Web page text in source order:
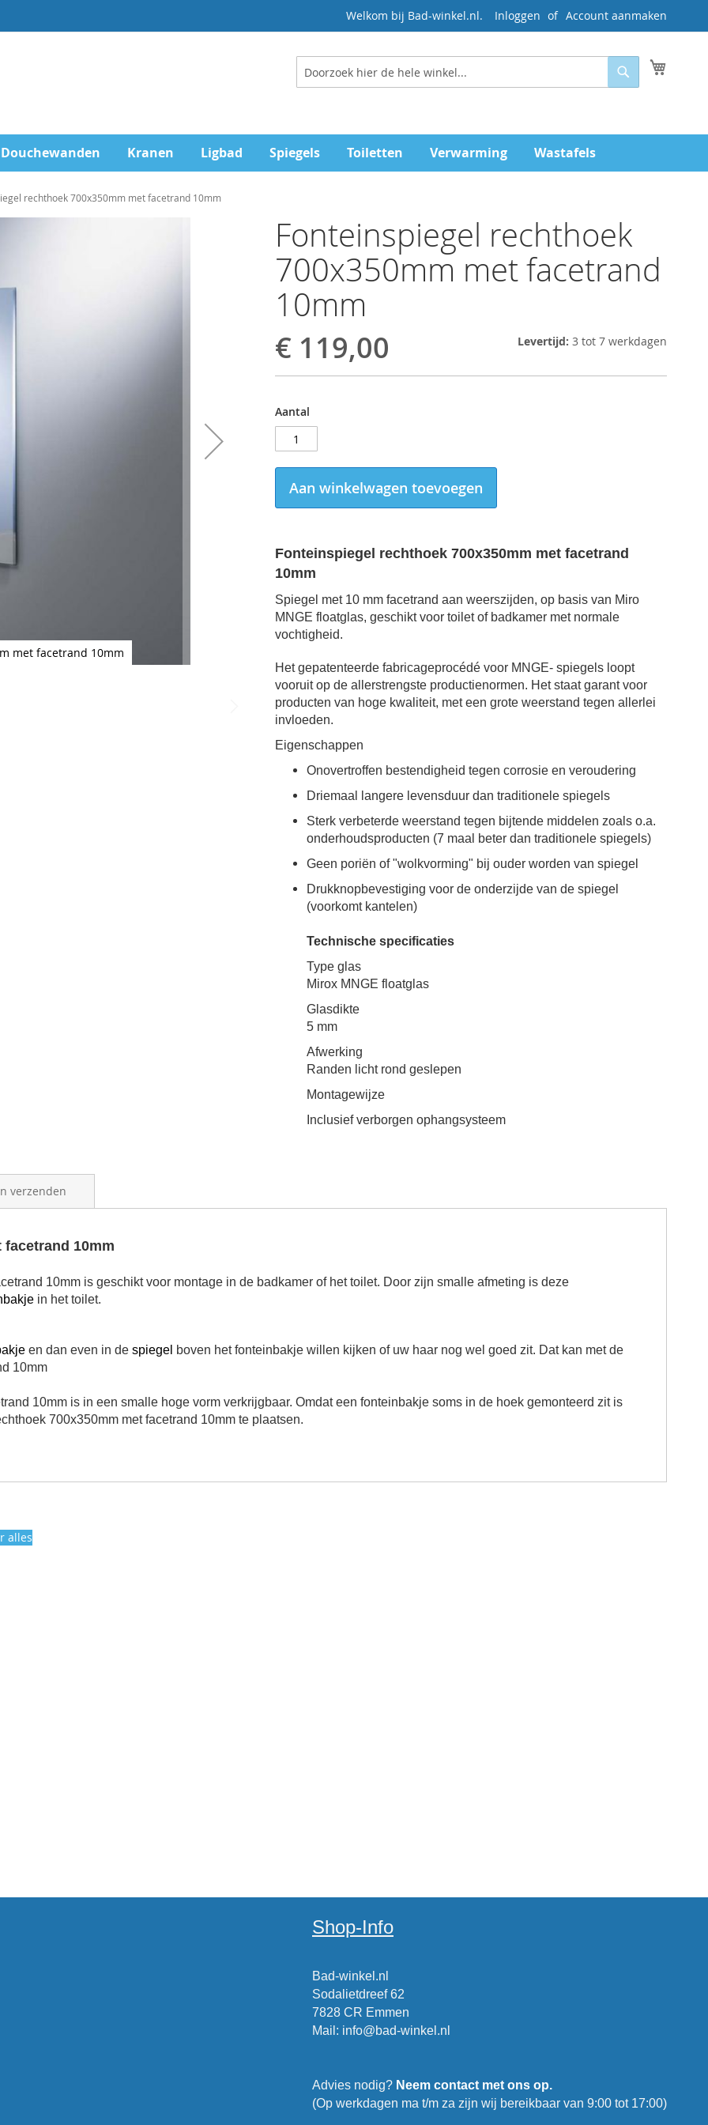
Welkom bij Bad-winkel.nl. Inloggen Account aanmaken
Zoeken
Zoeken
Douchewanden Kranen Ligbad Spiegels Toiletten Verwarming Wastafels
rechthoek 700x350mm met facetrand 10mm
Fonteinspiegel rechthoek
700x350mm met facetrand
10mm
€ 119,00 Levertijd: 3 tot 7 werkdagen
Aantal
Aan winkelwagen toevoegen
Fonteinspiegel rechthoek 700x350mm met facetrand
10mm
Spiegel met 10 mm facetrand aan weerszijden, op basis van Miro
MNGE floatglas, geschikt voor toilet of badkamer met normale
vochtigheid.
Het gepatenteerde fabricageprocédé voor MNGE- spiegels loopt
vooruit op de allerstrengste productienormen. Het staat garant voor
producten van hoge kwaliteit, met een grote weerstand tegen allerlei
invloeden.
Eigenschappen
Onovertroffen bestendigheid tegen corrosie en veroudering
Driemaal langere levensduur dan traditionele spiegels
Sterk verbeterde weerstand tegen bijtende middelen zoals o.a.
onderhoudsproducten (7 maal beter dan traditionele spiegels)
Geen poriën of "wolkvorming" bij ouder worden van spiegel
Drukknopbevestiging voor de onderzijde van de spiegel
(voorkomt kantelen)
Technische specificaties
Type glas
Mirox MNGE floatglas
Glasdikte
5 mm
Afwerking
Randen licht rond geslepen
Montagewijze
Inclusief verborgen ophangsysteem
met facetrand 10mm
10mm
10mm is geschikt voor montage in de badkamer of het toilet. Door zijn smalle afmeting is deze
in het toilet.
en dan even in de spiegel boven het fonteinbakje willen kijken of uw haar nog wel goed zit. Dat kan met de
10mm
10mm is in een smalle hoge vorm verkrijgbaar. Omdat een fonteinbakje soms in de hoek gemonteerd zit is
700x350mm met facetrand 10mm te plaatsen.
verzenden
alles
Shop-Info
Bad-winkel.nl
Sodalietdreef 62
7828 CR Emmen
Mail : info@bad-winkel.nl
Advies nodig? Neem contact met ons op.
(Op werkdagen ma t/m za zijn wij bereikbaar van 9:00 tot 17:00)